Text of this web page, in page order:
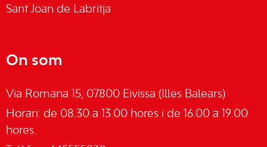
Sant Joan de Labritja
On som
Via Romana 15, 07800 Eivissa (Illes Balears)
Horari: de 08.30 a 13.00 hores i de 16.00 a 19.00
hores.